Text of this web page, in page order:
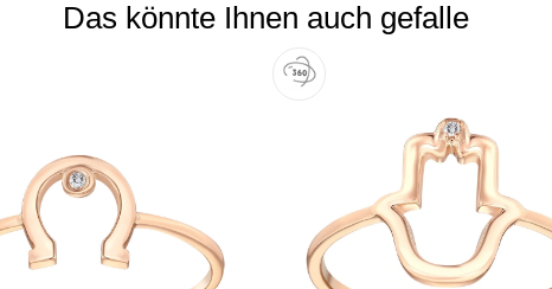
Das könnte Ihnen auch gefalle